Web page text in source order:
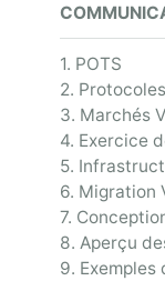
1. POTS
2.
3. Marchés
4. Exercice
5.
6. Migration
7.
8. Aperçu
9. Exemples